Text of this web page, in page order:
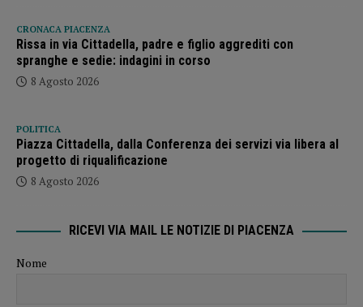
CRONACA PIACENZA
Rissa in via Cittadella, padre e figlio aggrediti con
spranghe e sedie: indagini in corso
8 Agosto 2026
POLITICA
Piazza Cittadella, dalla Conferenza dei servizi via libera al
progetto di riqualificazione
8 Agosto 2026
RICEVI VIA MAIL LE NOTIZIE DI PIACENZA
Nome